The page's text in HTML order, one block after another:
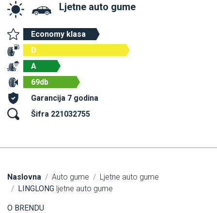
Ljetne auto gume
Economy klasa
D
A
69db
Garancija 7 godina
Šifra 221032755
Naslovna Auto gume
Ljetne auto gume
LINGLONG ljetne auto gume
O BRENDU